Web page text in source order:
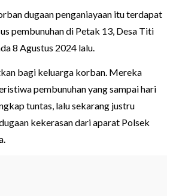
dugaan penganiayaan itu terdapat
pembunuhan di Petak 13, Desa Titi
8 Agustus 2024 lalu.
bagi keluarga korban. Mereka
pembunuhan yang sampai hari
tuntas, lalu sekarang justru
kekerasan dari aparat Polsek